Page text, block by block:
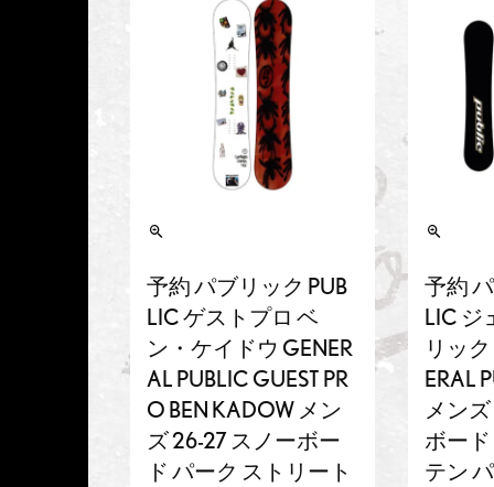
予約 パブリック PUB
LIC ゲストプロ ベ
ン・ケイドウ GENER
AL PUBLIC GUEST PR
O BEN KADOW メン
ズ 26-27 スノーボー
ド パーク ストリート
予約
LIC ジ
リッ
ERAL
メン
ボー
テン